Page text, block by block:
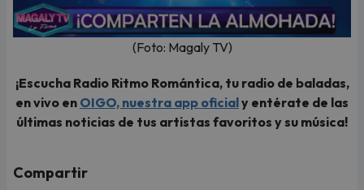
(Foto: Magaly TV)
¡Escucha Radio Ritmo Romántica, tu radio de baladas,
en vivo en OIGO, nuestra app oficialy entérate de las
últimas noticias de tus artistas favoritos y su música!
Compartir